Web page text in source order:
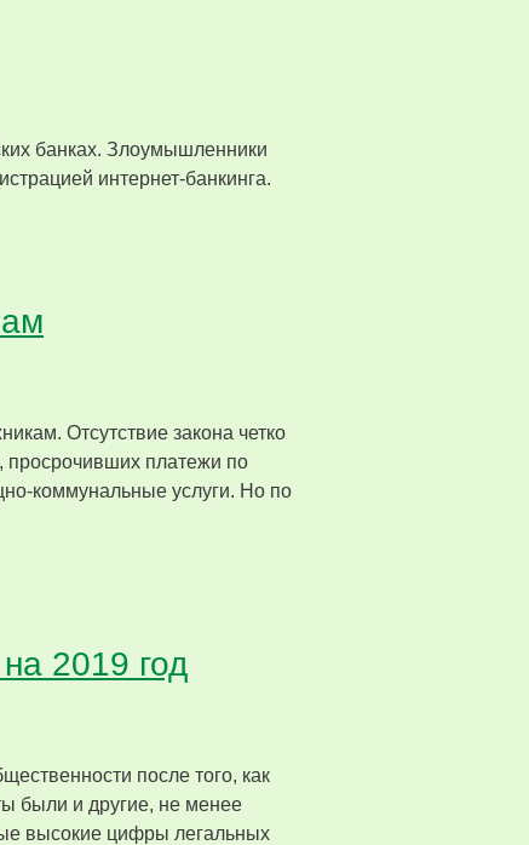
банках. Злоумышленники
интернет-банкинга.
Отсутствие закона четко
платежи по
коммунальные услуги. Но по
2019 год
после того, как
были и другие, не менее
высокие цифры легальных